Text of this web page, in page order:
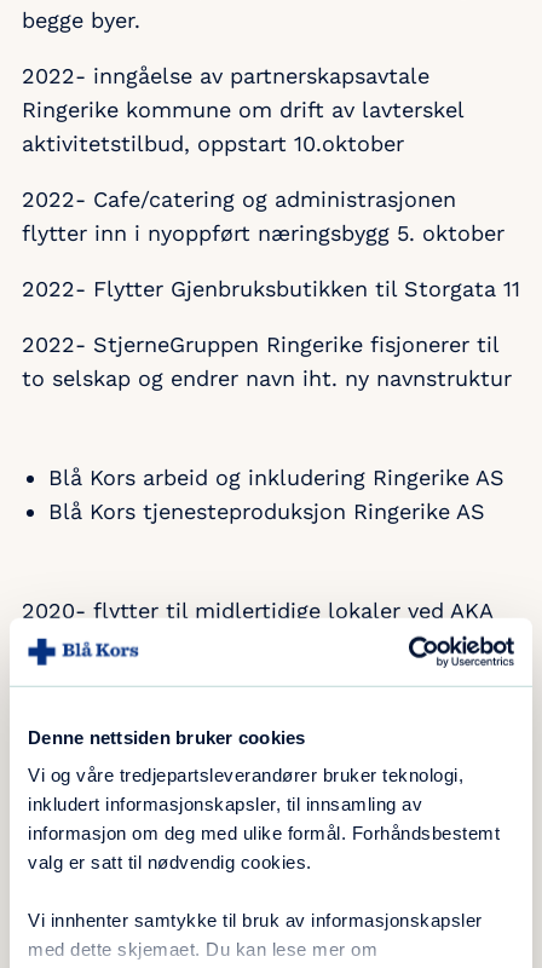
Denne nettsiden bruker cookies
Vi og våre tredjepartsleverandører bruker teknologi,
inkludert informasjonskapsler, til innsamling av
informasjon om deg med ulike formål. Forhåndsbestemt
valg er satt til nødvendig cookies.
Vi innhenter samtykke til bruk av informasjonskapsler
med dette skjemaet. Du kan lese mer om
begge byer.
2022- inngåelse av partnerskapsavtale
Ringerike kommune om drift av lavterskel
aktivitetstilbud, oppstart 10.oktober
2022- Cafe/catering og administrasjonen
flytter inn i nyoppført næringsbygg 5. oktober
2022- Flytter Gjenbruksbutikken til Storgata 11
2022- StjerneGruppen Ringerike fisjonerer til
to selskap og endrer navn iht. ny navnstruktur
Blå Kors arbeid og inkludering Ringerike AS
Blå Kors tjenesteproduksjon Ringerike AS
2020- flytter til midlertidige lokaler ved AKA
Arena
med Lafton Eiendom. Sundgata 10 A selges i
bytte mot fremtidige tidsriktige lokaler i ny
eiendom
2017- Godkjent tiltaksarrangør AFT
(arbeidsforberedende trening)